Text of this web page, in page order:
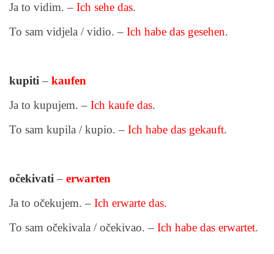
Ja to vidim. – Ich sehe das.
To sam vidjela / vidio. – Ich habe das gesehen.
kupiti – kaufen
Ja to kupujem. – Ich kaufe das.
To sam kupila / kupio. – Ich habe das gekauft.
očekivati – erwarten
Ja to očekujem. – Ich erwarte das.
To sam očekivala / očekivao. – Ich habe das erwartet.